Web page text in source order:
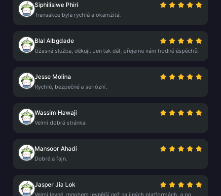
Siphilisiwe Phiri
Transakce byla rychlá a okamžitá.
Blal Albgdade
Úžasná služba, děkuji. Jen tak dál, přejeme vám hodně úspěchů.
Jesse Molina
Rychlé, bezpečné a seriózní.
Wassim Hawaji
Velmi dobrá stránka.
Mansoor Ahadi
Dobré a fajn.
Jasper Jia Lok
Velmi levné, mnohem levnější než na jiných platformách, a po